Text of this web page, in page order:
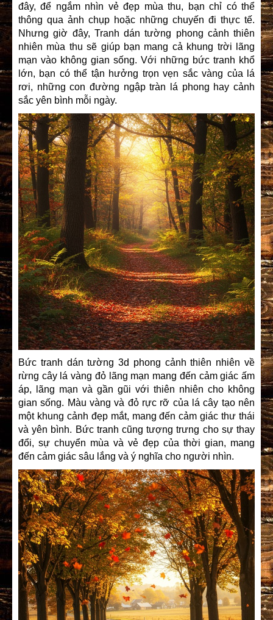
đây, để ngắm nhìn vẻ đẹp mùa thu, bạn chỉ có thể
thông qua ảnh chụp hoặc những chuyến đi thực tế.
Nhưng giờ đây, Tranh dán tường phong cảnh thiên
nhiên mùa thu sẽ giúp bạn mang cả khung trời lãng
mạn vào không gian sống. Với những bức tranh khổ
lớn, bạn có thể tận hưởng trọn vẹn sắc vàng của lá
rơi, những con đường ngập tràn lá phong hay cảnh
sắc yên bình mỗi ngày.
Bức tranh dán tường 3d phong cảnh thiên nhiên về
rừng cây lá vàng đỏ lãng mạn mang đến cảm giác ấm
áp, lãng mạn và gần gũi với thiên nhiên cho không
gian sống. Màu vàng và đỏ rực rỡ của lá cây tạo nên
một khung cảnh đẹp mắt, mang đến cảm giác thư thái
và yên bình. Bức tranh cũng tượng trưng cho sự thay
đổi, sự chuyển mùa và vẻ đẹp của thời gian, mang
đến cảm giác sâu lắng và ý nghĩa cho người nhìn.